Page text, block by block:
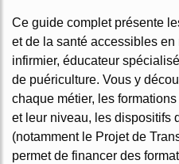
Ce guide complet présente
et de la santé accessibles
infirmier, éducateur
de puériculture. Vous y
chaque métier, les
et leur niveau, les dispositifs
(notamment le Projet de
permet de financer des